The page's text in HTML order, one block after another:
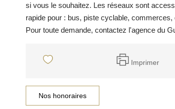
si vous le souhaitez. Les réseaux sont
rapide pour : bus, piste cyclable, commerces,
Pour toute demande, contactez l'agence du
Imprimer
Nos honoraires